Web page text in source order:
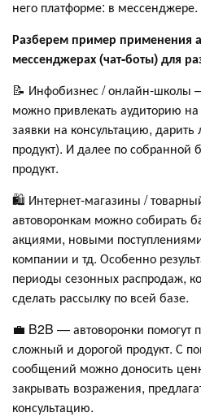
него платформе: в мессенджере.
Разберем пример применения
мессенджерах (чат-боты) для
📝 Инфобизнес / онлайн-школы
можно привлекать аудиторию
заявки на консультацию,
продукт). И далее по собранной
продукт.
🛍 Интернет-магазины /
автоворонкам можно собирать
акциями, новыми
компании и тд. Особенно
периоды сезонных распродаж,
сделать рассылку по всей базе.
💼 B2B — автоворонки помогут
сложный и дорогой продукт. С
сообщений можно доносить
закрывать возражения,
консультацию.